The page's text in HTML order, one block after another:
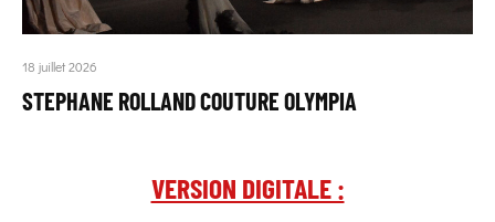
18 juillet 2026
STEPHANE ROLLAND COUTURE OLYMPIA
VERSION DIGITALE :